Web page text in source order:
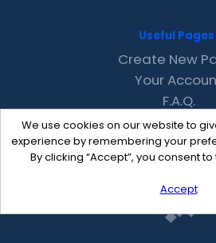
We use cookies on our website to
experience by remembering your
By clicking “Accept”, you consent
Accept
Useful Pages
Create New
Your
F.A.Q.
Recent
Contact